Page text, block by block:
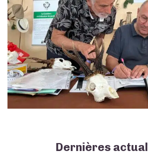
Dernières